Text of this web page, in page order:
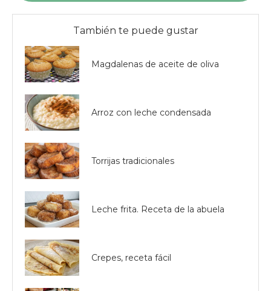
También te puede gustar
Magdalenas de aceite de oliva
Arroz con leche condensada
Torrijas tradicionales
Leche frita. Receta de la abuela
Crepes, receta fácil